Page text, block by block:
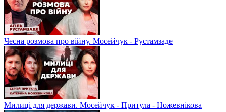
Чесна розмова про війну. Мосейчук - Рустамзаде
Милиці для держави. Мосейчук - Притула - Ножевнікова